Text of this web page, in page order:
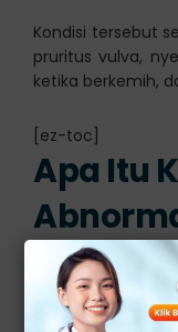
Kondisi tersebut
pruritus vulva,
ketika berkemih,
[ez-toc]
Apa Itu